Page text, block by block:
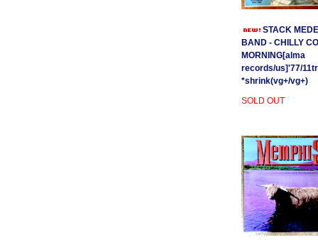
STACK
BAND - CHILLY
MORNING[alma
records/us]'77/
*shrink(vg+/vg+)
SOLD OUT